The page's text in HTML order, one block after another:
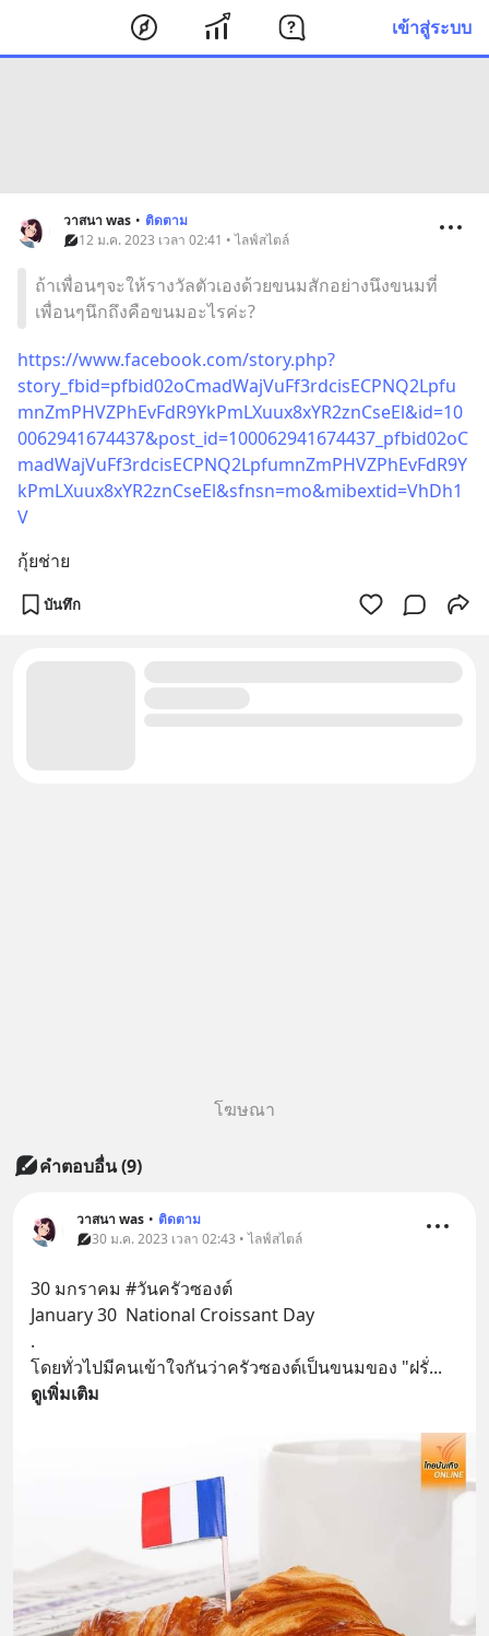
เข้าสู่ระบบ
วาสนา was • ติดตาม
12 ม.ค. 2023 เวลา 02:41 • ไลฟ์สไตล์
ถ้าเพื่อนๆจะให้รางวัลตัวเองด้วยขนมสักอย่างนึงขนมที่
เพื่อนๆนึกถึงคือขนมอะไรค่ะ?
https://www.facebook.com/story.php?
story_fbid=pfbid02oCmadWajVuFf3rdcisECPNQ2Lpfu
mnZmPHVZPhEvFdR9YkPmLXuux8xYR2znCseEl&id=10
0062941674437&post_id=100062941674437_pfbid02oC
madWajVuFf3rdcisECPNQ2LpfumnZmPHVZPhEvFdR9Y
kPmLXuux8xYR2znCseEl&sfnsn=mo&mibextid=VhDh1
V
กุ้ยช่าย
บันทึก
โฆษณา
คำตอบอื่น(9)
วาสนา was • ติดตาม
30 ม.ค. 2023 เวลา 02:43 • ไลฟ์สไตล์
30 มกราคม #วันครัวซองต์
January 30  National Croissant Day
.
โดยทั่วไปมีคนเข้าใจกันว่าครัวซองต์เป็นขนมของ "ฝรั่...
ดูเพิ่มเติม